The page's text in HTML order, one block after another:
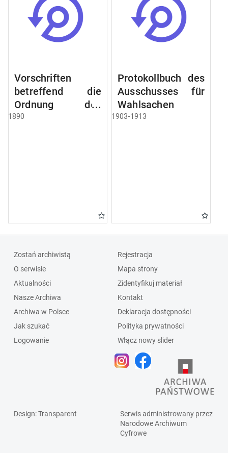
Vorschriften
betreffend die
Ordnung des
Geschäftsganges
1890
Protokollbuch des
Ausschusses für
Wahlsachen
1903-1913
Zostań archiwistą
O serwisie
Aktualności
Nasze Archiwa
Archiwa w Polsce
Jak szukać
Logowanie
Rejestracja
Mapa strony
Zidentyfikuj materiał
Kontakt
Deklaracja dostępności
Polityka prywatności
Włącz nowy slider
Design: Transparent
Serwis administrowany przez
Narodowe Archiwum
Cyfrowe